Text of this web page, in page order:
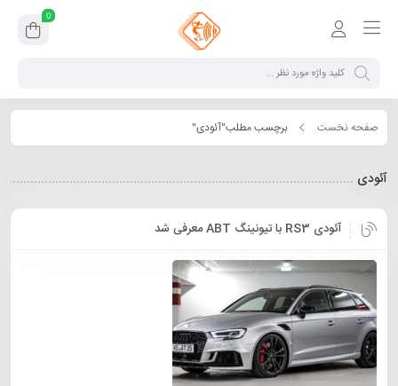
0
صفحه نخست برچسب مطلب"آئودی"
آئودی
آئودی RS3 با تیونینگ ABT معرفی شد